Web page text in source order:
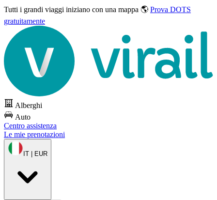
Tutti i grandi viaggi iniziano con una mappa 🌎 Prova DOTS
gratuitamente
Alberghi
Auto
Centro assistenza
Le mie prenotazioni
IT | EUR